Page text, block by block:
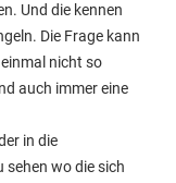
Und die kennen
Die Frage kann
nicht so
auch immer eine
in die
sehen wo die sich